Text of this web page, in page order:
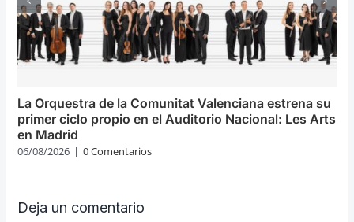
La Orquestra de la Comunitat Valenciana estrena su
primer ciclo propio en el Auditorio Nacional: Les Arts
en Madrid
06/08/2026 | 0 Comentarios
Deja un comentario